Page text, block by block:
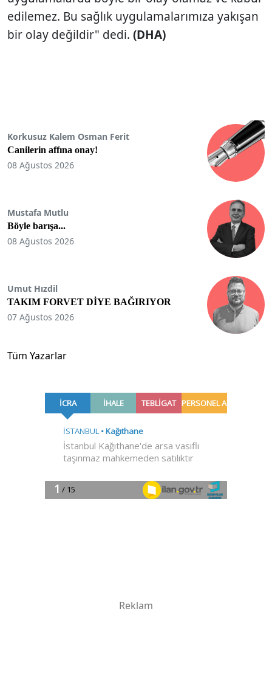
edilemez. Bu sağlık uygulamalarımıza yakışan
bir olay değildir" dedi. (DHA)
Korkusuz Kalem Osman Ferit
Canilerin affına onay!
08 Ağustos 2026
Mustafa Mutlu
Böyle barışa...
08 Ağustos 2026
Umut Hızdil
TAKIM FORVET DİYE BAĞIRIYOR
07 Ağustos 2026
Tüm Yazarlar